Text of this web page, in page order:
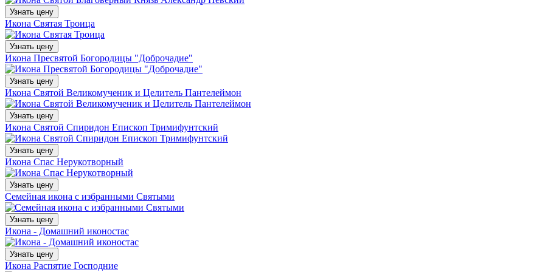
Узнать цену
Икона Святая Троица
Узнать цену
Икона Пресвятой Богородицы "Доброчадие"
Узнать цену
Икона Святой Великомученик и Целитель Пантелеймон
Узнать цену
Икона Святой Спиридон Епископ Тримифунтский
Узнать цену
Икона Спас Нерукотворный
Узнать цену
Семейная икона с избранными Святыми
Узнать цену
Икона - Домашний иконостас
Узнать цену
Икона Распятие Господние